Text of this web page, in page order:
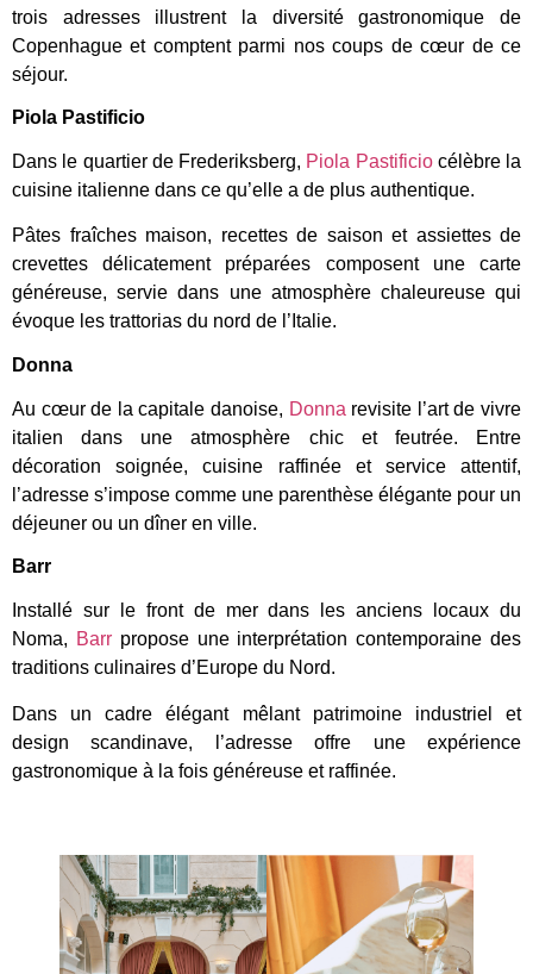
trois adresses illustrent la diversité gastronomique de
Copenhague et comptent parmi nos coups de cœur de ce
séjour.
Piola Pastificio
Dans le quartier de Frederiksberg, Piola Pastificiocélèbre la
cuisine italienne dans ce qu’elle a de plus authentique.
Pâtes fraîches maison, recettes de saison et assiettes de
crevettes délicatement préparées composent une carte
généreuse, servie dans une atmosphère chaleureuse qui
évoque les trattorias du nord de l’Italie.
Donna
Au cœur de la capitale danoise, Donna revisite l’art de vivre
italien dans une atmosphère chic et feutrée. Entre
décoration soignée, cuisine raffinée et service attentif,
l’adresse s’impose comme une parenthèse élégante pour un
déjeuner ou un dîner en ville.
Barr
Installé sur le front de mer dans les anciens locaux du
Noma, Barr propose une interprétation contemporaine des
traditions culinaires d’Europe du Nord.
Dans un cadre élégant mêlant patrimoine industriel et
design scandinave, l’adresse offre une expérience
gastronomique à la fois généreuse et raffinée.